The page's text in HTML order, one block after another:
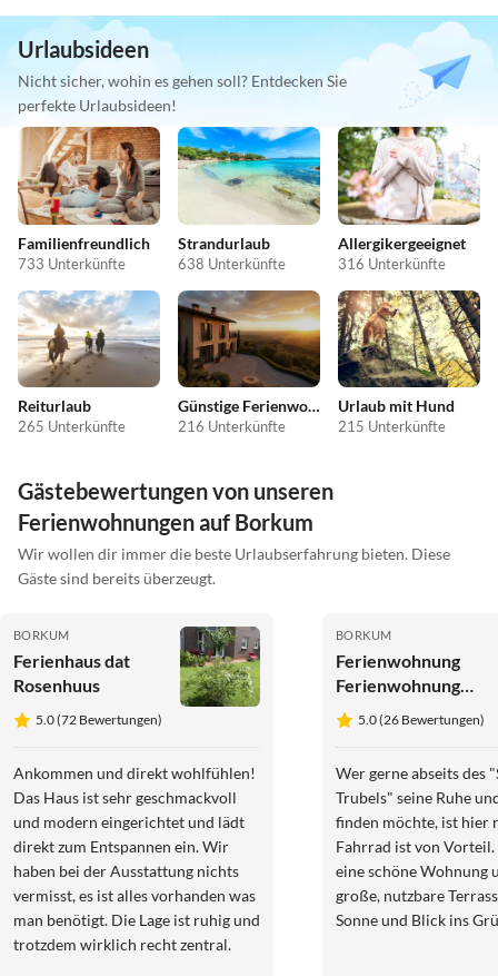
Urlaubsideen
Nicht sicher, wohin es gehen soll? Entdecken Sie
perfekte Urlaubsideen!
Familienfreundlich
733 Unterkünfte
Strandurlaub
638 Unterkünfte
Allergikergeeignet
316 Unterkünfte
Reiturlaub
265 Unterkünfte
Günstige Ferienwohnungen
216 Unterkünfte
Urlaub mit Hund
215 Unterkünfte
Gästebewertungen von unseren
Ferienwohnungen auf Borkum
Wir wollen dir immer die beste Urlaubserfahrung bieten. Diese
Gäste sind bereits überzeugt.
BORKUM
Ferienhaus dat
Rosenhuus
5.0 (72 Bewertungen)
Ankommen und direkt wohlfühlen!
Das Haus ist sehr geschmackvoll
und modern eingerichtet und lädt
direkt zum Entspannen ein. Wir
haben bei der Ausstattung nichts
vermisst, es ist alles vorhanden was
man benötigt. Die Lage ist ruhig und
trotzdem wirklich recht zentral.
BORKUM
Ferienwohnung
Ferienwohnung
Südstrandkrabbe
Haus Greune-Stee
5.0 (26 Bewertungen)
Wer gerne abseits des
Trubels" seine Ruhe
finden möchte, ist hier
Fahrrad ist von
eine schöne Wohnung
große, nutzbare
Sonne und Blick ins